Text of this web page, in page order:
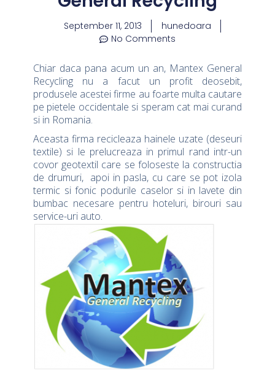
September 11, 2013
hunedoara
No Comments
Chiar daca pana acum un an, Mantex General
Recycling nu a facut un profit deosebit,
produsele acestei firme au foarte multa cautare
pe pietele occidentale si speram cat mai curand
si in Romania.
Aceasta firma recicleaza hainele uzate (deseuri
textile) si le prelucreaza in primul rand intr-un
covor geotextil care se foloseste la constructia
de drumuri, apoi in pasla, cu care se pot izola
termic si fonic podurile caselor si in lavete din
bumbac necesare pentru hoteluri, birouri sau
service-uri auto.